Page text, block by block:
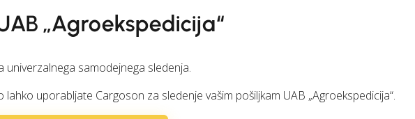
„Agroekspedicija“
univerzalnega samodejnega sledenja.
lahko uporabljate Cargoson za sledenje vašim pošiljkam UAB „Agroekspedicija“.